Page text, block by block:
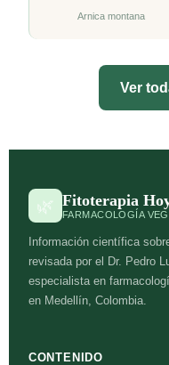
Arnica montana
Ver
🌿 Fitoterapia
FARMACOLOGÍA
Información científica
revisada por el Dr. Pedro
especialista en
en Medellín, Colombia.
CONTENIDO